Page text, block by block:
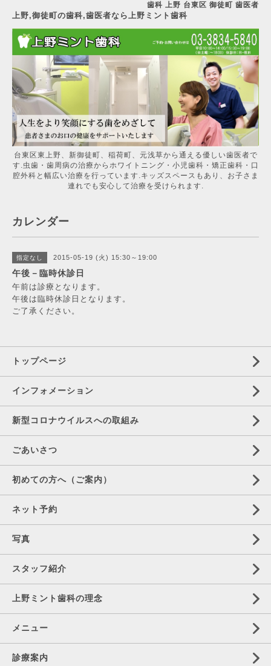
歯科 上野 台東区 御徒町 歯医者
上野,御徒町の歯科,歯医者なら上野ミント歯科
台東区東上野、新御徒町、稲荷町、元浅草から通える優しい歯医者で
す.虫歯・歯周病の治療からホワイトニング・小児歯科・矯正歯科・口
腔外科と幅広い治療を行っています.キッズスペースもあり、お子さま
連れでも安心して治療を受けられます.
カレンダー
指定なし 2015-05-19 (火) 15:30～19:00
午後－臨時休診日
午前は診療となります。
午後は臨時休診日となります。
ご了承ください。
トップページ
インフォメーション
新型コロナウイルスへの取組み
ごあいさつ
初めての方へ（ご案内）
ネット予約
写真
スタッフ紹介
上野ミント歯科の理念
メニュー
診療案内